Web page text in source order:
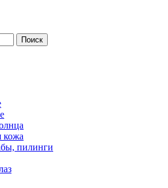
Поиск
кожа
пилинги